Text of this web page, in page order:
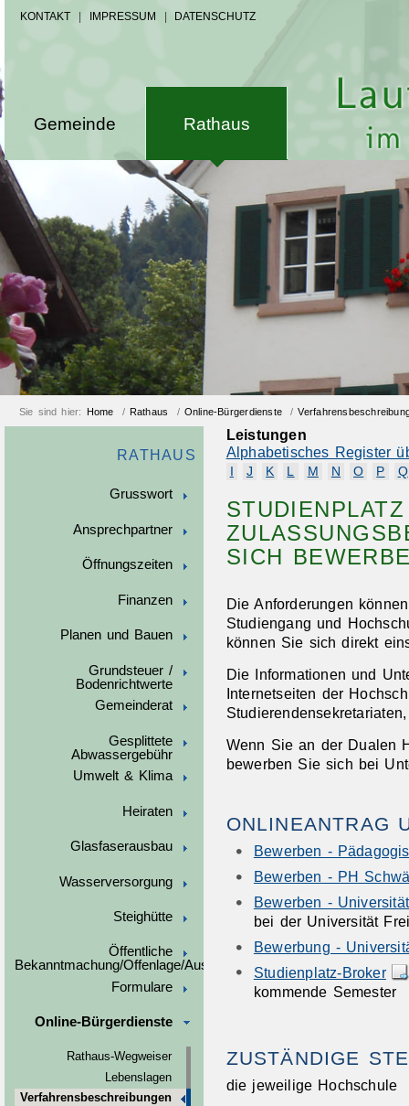
KONTAKT IMPRESSUM DATENSCHUTZ
Gemeinde Rathaus
Sie sind hier: Home / Rathaus / Online-Bürgerdienste /
RATHAUS
Grusswort
Ansprechpartner
Öffnungszeiten
Finanzen
Planen und Bauen
Grundsteuer /
Bodenrichtwerte
Gemeinderat
Gesplittete
Abwassergebühr
Umwelt & Klima
Heiraten
Glasfaserausbau
Wasserversorgung
Steighütte
Öffentliche
Bekanntmachung/Offenlage/Ausschreibungen
Formulare
Online-Bürgerdienste
Rathaus-Wegweiser
Lebenslagen
Verfahrensbeschreibungen
Leistungen
Alphabetisches Register
J K L M N O P Q
SICH
Die Anforderungen
Studiengang und
können Sie sich direkt
Die Informationen und
Internetseiten der
Wenn Sie an der Dualen
bewerben Sie sich bei
ONLINEANTRAG
Bewerben -
Bewerben - PH
Bewerben -
bei der Universität
Bewerbung -
Studienplatz-Broker
kommende Semester
ZUSTÄNDIGE
die jeweilige Hochschule